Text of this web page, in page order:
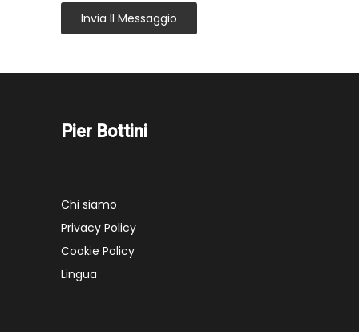
Invia Il Messaggio
Pier Bottini
Chi siamo
Privacy Policy
Cookie Policy
Lingua